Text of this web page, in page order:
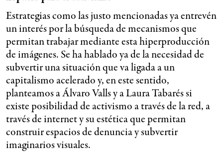
Estrategias como las justo mencionadas ya entrevén
un interés por la búsqueda de mecanismos que
permitan trabajar mediante esta hiperproducción
de imágenes. Se ha hablado ya de la necesidad de
subvertir una situación que va ligada a un
capitalismo acelerado y, en este sentido,
planteamos a Álvaro Valls y a Laura Tabarés si
existe posibilidad de activismo a través de la red, a
través de internet y su estética que permitan
construir espacios de denuncia y subvertir
imaginarios visuales.